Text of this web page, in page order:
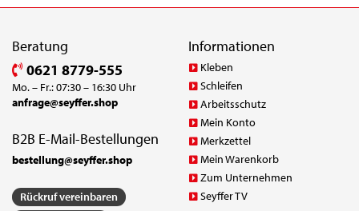
Beratung
0621 8779-555
Mo. – Fr.: 07:30 – 16:30 Uhr
anfrage@seyffer.shop
B2B E-Mail-Bestellungen
bestellung@seyffer.shop
Rückruf vereinbaren
Informationen
Kleben
Schleifen
Arbeitsschutz
Mein Konto
Merkzettel
Mein Warenkorb
Zum Unternehmen
Seyffer TV